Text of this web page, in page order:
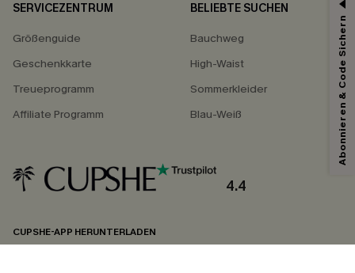
SERVICEZENTRUM
Größenguide
Geschenkkarte
Treueprogramm
Affiliate Programm
BELIEBTE SUCHEN
Bauchweg
High-Waist
Sommerkleider
Blau-Weiß
4.4
CUPSHE-APP HERUNTERLADEN
Abonnieren & Code Sichern